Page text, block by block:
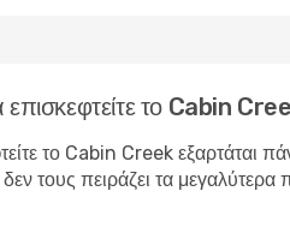
επισκεφτείτε το Cabin
το Cabin Creek εξαρτάται
τους πειράζει τα